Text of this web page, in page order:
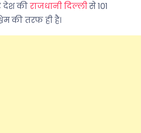
देश कीराजधानी दिल्लीसे 101
की तरफ ही है।